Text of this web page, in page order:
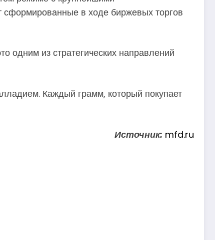
сформированные в ходе биржевых торгов
одним из стратегических направлений
Каждый грамм, который покупает
Источник: mfd.ru